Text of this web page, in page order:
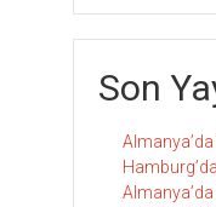
Son
Almanya’da